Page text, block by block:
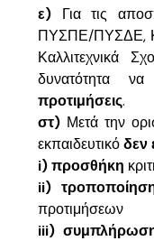
ε) Για τις
ΠΥΣΠΕ/ΠΥΣΔΕ,
Καλλιτεχνικά
δυνατότητα
προτιμήσεις.
στ) Μετά την
εκπαιδευτικόδεν
i) προσθήκη
ii)
προτιμήσεων
iii)